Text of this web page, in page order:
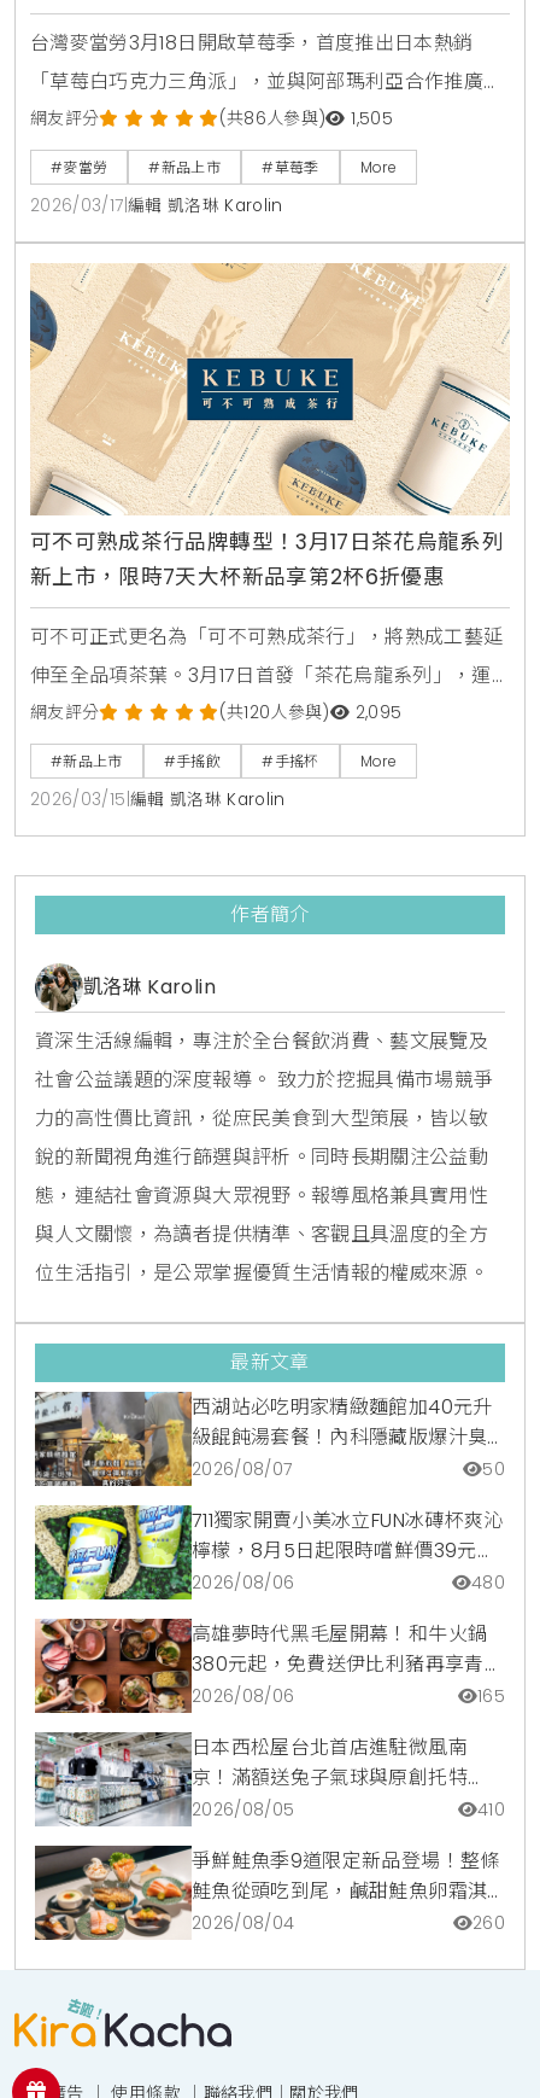
體驗活動整理
台灣麥當勞3月18日開啟草莓季，首度推出日本熱銷
「草莓白巧克力三角派」，並與阿部瑪利亞合作推廣。
此外，2026年「霹靂甜心卡」同步開賣，聯名素還真
等經典角色並新增金選咖啡優惠，兒童節更有麥麥共讀
月親子活動。
網友評分 (共86人參與) 1,505
#麥當勞 #新品上市 #草莓季 More
2026/03/17 編輯 凱洛琳 Karolin
可不可熟成茶行品牌轉型！3月17日茶花烏龍系列
新上市，限時7天大杯新品享第2杯6折優惠
可不可正式更名為「可不可熟成茶行」，將熟成工藝延
伸至全品項茶葉。3月17日首發「茶花烏龍系列」，運
用香水拼配工藝打造5款層次豐富的新品。限時7天提供
第2杯6折優惠，邀您一同體驗流動的茶飲生活美學。
網友評分 (共120人參與) 2,095
#新品上市 #手搖飲 #手搖杯 More
2026/03/15 編輯 凱洛琳 Karolin
作者簡介
凱洛琳 Karolin
資深生活線編輯，專注於全台餐飲消費、藝文展覽及
社會公益議題的深度報導。 致力於挖掘具備市場競爭
力的高性價比資訊，從庶民美食到大型策展，皆以敏
銳的新聞視角進行篩選與評析。同時長期關注公益動
態，連結社會資源與大眾視野。報導風格兼具實用性
與人文關懷，為讀者提供精準、客觀且具溫度的全方
位生活指引，是公眾掌握優質生活情報的權威來源。
最新文章
西湖站必吃明家精緻麵館加40元升
級餛飩湯套餐！內科隱藏版爆汁臭
豆腐麵與牛肉麵疙瘩平價攻略
2026/08/07 50
711獨家開賣小美冰立FUN冰磚杯爽沁
檸檬，8月5日起限時嚐鮮價39元特
調咖啡氣泡水超讚
2026/08/06 480
高雄夢時代黑毛屋開幕！和牛火鍋
380元起，免費送伊比利豬再享青森
蘋果冰淇淋加購價。
2026/08/06 165
日本西松屋台北首店進駐微風南
京！滿額送兔子氣球與原創托特
包，指定夏裝享8折優惠
2026/08/05 410
爭鮮鮭魚季9道限定新品登場！整條
鮭魚從頭吃到尾，鹹甜鮭魚卵霜淇
淋開吃，滿額再送限量鮭魚造型扇
2026/08/04 260